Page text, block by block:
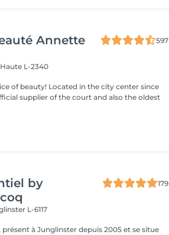
Annette
597
L-2340
in the city center since
supplier of the court and also the oldest
by
179
L-6117
à Junglinster depuis 2005 et se situe